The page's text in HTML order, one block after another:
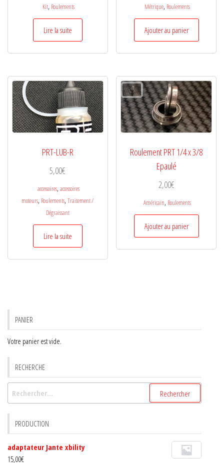
Kit, Roulements
Lire la suite
Métrique, Roulements
Ajouter au panier
PRT-LUB-R
5,00€
accessoires,accessoires
moteurs, Roulements,Traitement /
Dégraissant
Lire la suite
Roulement PRT 1/4 x 3/8
Epaulé
2,00€
Américain, Roulements
Ajouter au panier
PANIER
Votre panier est vide.
RECHERCHE
PRODUCTION
adaptateur Jante xbility
15,00€